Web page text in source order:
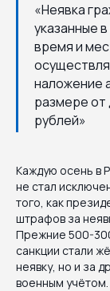
«Неявка
указанные
время и
наложение
размере от
рублей»
Каждую осень в
не стал
того, как
штрафов за
Прежние 500-
санкции стали
неявку, но и за
военным учётом.